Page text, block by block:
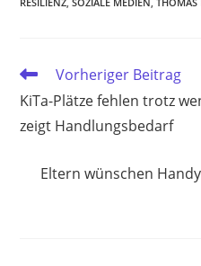
Weitere
ansehen
Vorheriger Beitrag
KiTa-Plätze fehlen trotz
zeigt Handlungsbedarf
Eltern wünschen